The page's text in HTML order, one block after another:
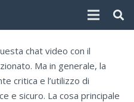
chat video con il
Ma in generale, la
critica e l’utilizzo di
e sicuro. La cosa principale